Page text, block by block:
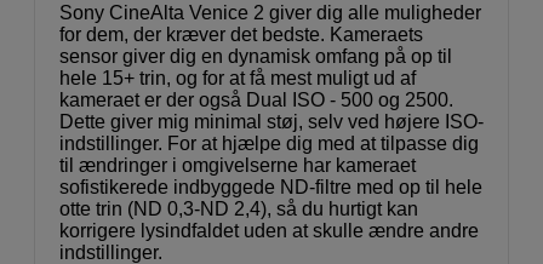
Sony CineAlta Venice 2 giver dig alle muligheder
for dem, der kræver det bedste. Kameraets
sensor giver dig en dynamisk omfang på op til
hele 15+ trin, og for at få mest muligt ud af
kameraet er der også Dual ISO - 500 og 2500.
Dette giver mig minimal støj, selv ved højere ISO-
indstillinger. For at hjælpe dig med at tilpasse dig
til ændringer i omgivelserne har kameraet
sofistikerede indbyggede ND-filtre med op til hele
otte trin (ND 0,3-ND 2,4), så du hurtigt kan
korrigere lysindfaldet uden at skulle ændre andre
indstillinger.